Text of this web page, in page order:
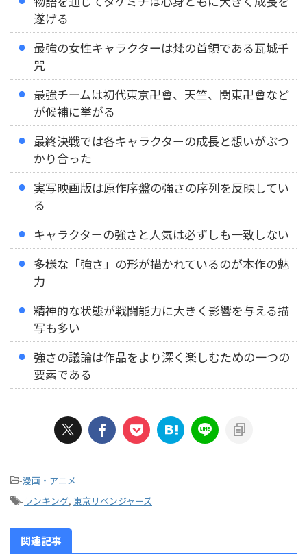
遂げる
最強の女性キャラクターは梵の首領である瓦城千
咒
最強チームは初代東京卍會、天竺、関東卍會など
が候補に挙がる
最終決戦では各キャラクターの成長と想いがぶつ
かり合った
実写映画版は原作序盤の強さの序列を反映してい
る
キャラクターの強さと人気は必ずしも一致しない
多様な「強さ」の形が描かれているのが本作の魅
力
精神的な状態が戦闘能力に大きく影響を与える描
写も多い
強さの議論は作品をより深く楽しむための一つの
要素である
-漫画・アニメ
-ランキング, 東京リベンジャーズ
関連記事